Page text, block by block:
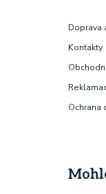
Doprava
Kontakty
Ochrana